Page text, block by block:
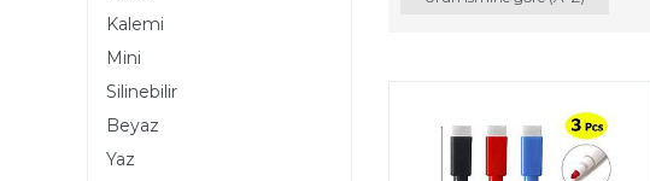
Kalemi
Mini
Silinebilir
Beyaz
Yaz